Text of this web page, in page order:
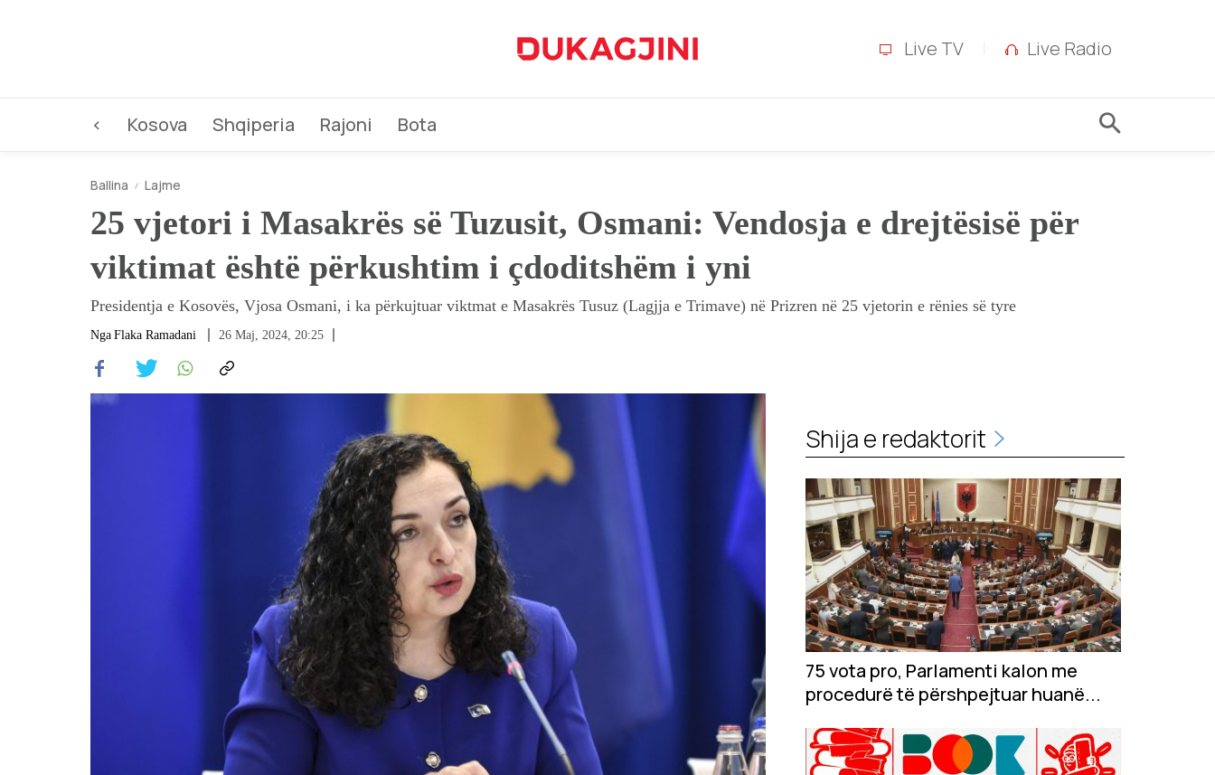
Live TV Live Radio
< Kosova Shqiperia Rajoni Bota
Ballina Lajme
25 vjetori i Masakrës së Tuzusit, Osmani: Vendosja e drejtësisë për
viktimat është përkushtim i çdoditshëm i yni
Presidentja e Kosovës, Vjosa Osmani, i ka përkujtuar viktmat e Masakrës Tusuz (Lagjja e Trimave) në Prizren në 25 vjetorin e rënies së tyre
Nga Flaka Ramadani 26 Maj, 2024, 20:25
Shija e redaktorit
75 vota pro, Parlamenti kalon me
procedurë të përshpejtuar huanë...